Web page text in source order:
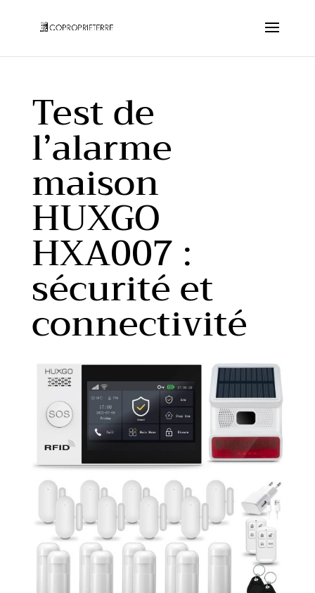
Test de
l’alarme
maison
HUXGO
HXA007 :
sécurité et
connectivité